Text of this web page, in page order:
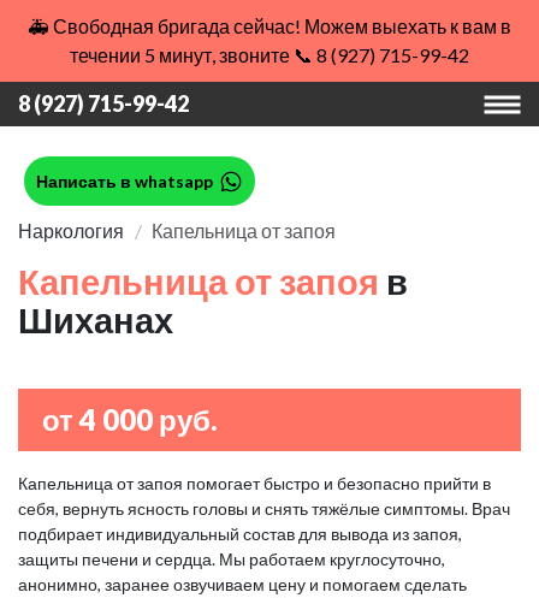
🚑 Свободная бригада сейчас! Можем выехать к вам в
течении 5 минут, звоните 📞 8 (927) 715-99-42
8 (927) 715-99-42
Написать в whatsapp
Наркология Капельница от запоя
Капельница от запоя в
Шиханах
от 4 000 руб.
Капельница от запоя помогает быстро и безопасно прийти в
себя, вернуть ясность головы и снять тяжёлые симптомы. Врач
подбирает индивидуальный состав для вывода из запоя,
защиты печени и сердца. Мы работаем круглосуточно,
анонимно, заранее озвучиваем цену и помогаем сделать